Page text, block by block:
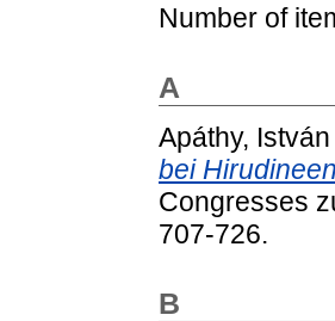
Number of
A
Apáthy, István
bei
Congresses
707-726.
B